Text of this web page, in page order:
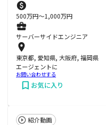
500万円〜1,000万円
サーバーサイドエンジニア
東京都, 愛知県, 大阪府, 福岡県
エージェントに
お問い合わせする
お気に入り
紹介動画